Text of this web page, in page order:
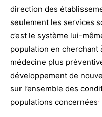
direction des
seulement les services
c’est le système lui-
population en cherchant
médecine plus
développement de
sur l’ensemble des
populations concernées